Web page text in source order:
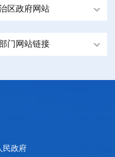
区政府网站
门网站链接
民政府